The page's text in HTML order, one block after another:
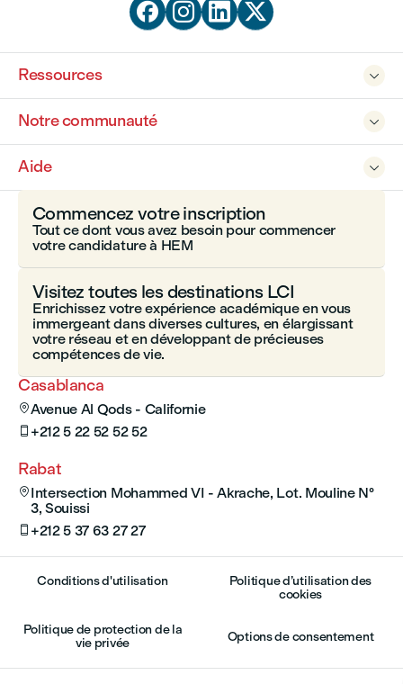
   

Ressources

Notre communauté

Aide
Casablanca
Avenue Al Qods - Californie
 +212 5 22 52 52 52
Rabat
 Intersection Mohammed VI - Akrache, Lot. Mouline N°
3, Souissi
 +212 5 37 63 27 27
Commencez votre inscription
Tout ce dont vous avez besoin pour commencer
votre candidature à HEM
Visitez toutes les destinations LCI
Enrichissez votre expérience académique en vous
immergeant dans diverses cultures, en élargissant
votre réseau et en développant de précieuses
compétences de vie.
Conditions d'utilisation
Politique d’utilisation des
cookies
Politique de protection de la
vie privée
Options de consentement